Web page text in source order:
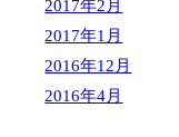
2017年2月
2017年1月
2016年12月
2016年4月